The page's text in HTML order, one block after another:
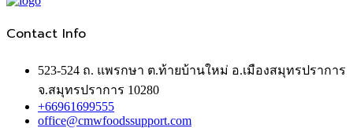
Contact Info
523-524 ถ. แพรกษา ต.ท้ายบ้านใหม่ อ.เมืองสมุทรปราการ
จ.สมุทรปราการ 10280
+66961699555
office@cmwfoodssupport.com